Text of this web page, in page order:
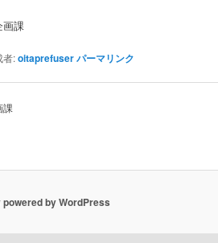
課
者:oitaprefuserパーマリンク
課
powered by WordPress